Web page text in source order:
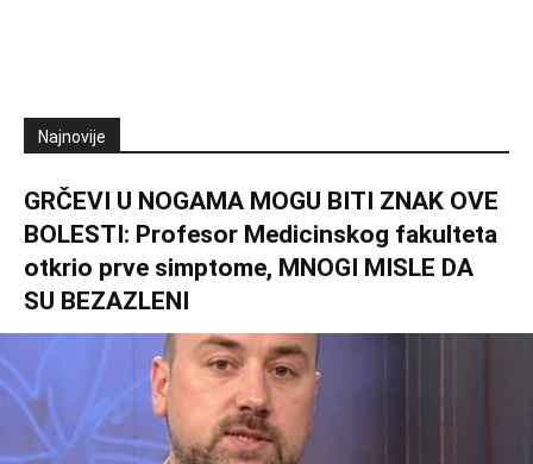
Najnovije
GRČEVI U NOGAMA MOGU BITI ZNAK OVE
BOLESTI: Profesor Medicinskog fakulteta
otkrio prve simptome, MNOGI MISLE DA
SU BEZAZLENI